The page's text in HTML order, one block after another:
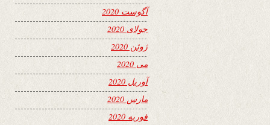
آگوست 2020
جولای 2020
ژوئن 2020
می 2020
آوریل 2020
مارس 2020
فوریه 2020